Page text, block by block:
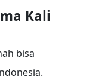
Kali
bisa